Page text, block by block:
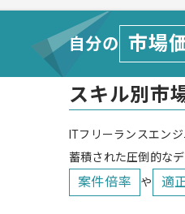
自分の 市場
スキル別市
ITフリーランスエン
蓄積された圧倒的な
案件倍率 や 適